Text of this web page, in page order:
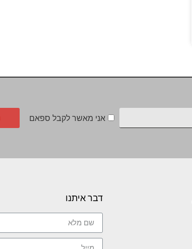
אני מאשר לקבל ספאם
דבר איתנו